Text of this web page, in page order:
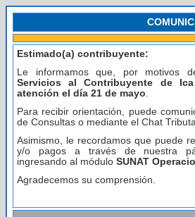
Estimado(a) contribuyente:
Le informamos que, por motivos
Servicios al Contribuyente de
atención el día 21 de mayo.
Para recibir orientación, puede
de Consultas o mediante el Chat
Asimismo, le recordamos que puede
y/o pagos a través de nuestra
ingresando al módulo SUNAT
Agradecemos su comprensión.